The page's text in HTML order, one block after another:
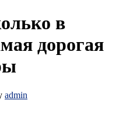
в
дорогая
admin